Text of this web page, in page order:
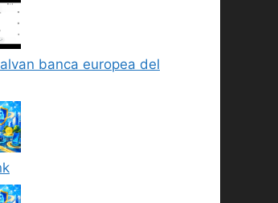
banca europea del